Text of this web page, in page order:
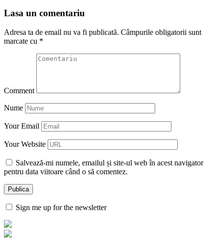
Lasa un comentariu
Adresa ta de email nu va fi publicată. Câmpurile obligatorii sunt
marcate cu *
Comment
Nume
Your Email
Your Website
Salvează-mi numele, emailul și site-ul web în acest navigator
pentru data viitoare când o să comentez.
Sign me up for the newsletter